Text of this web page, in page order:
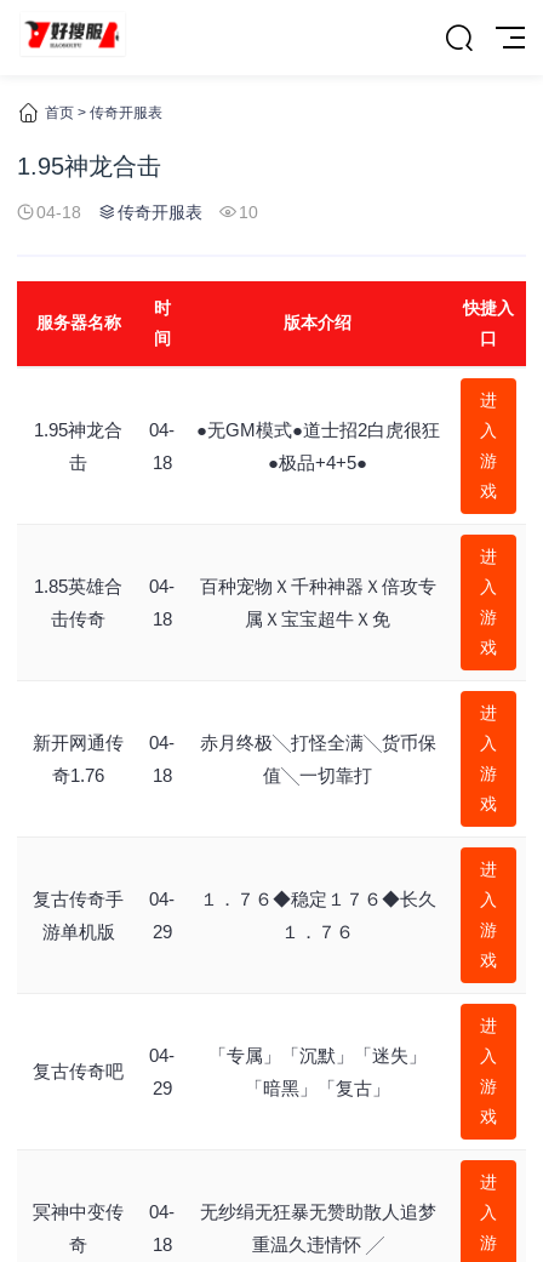
首页 > 传奇开服表
1.95神龙合击
04-18 传奇开服表 10
服务器名称
时
间
版本介绍
快捷入
口
1.95神龙合
击
04-
18
●无GM模式●道士招2白虎很狂
●极品+4+5●
进
入
游
戏
1.85英雄合
击传奇
04-
18
百种宠物Ｘ千种神器Ｘ倍攻专
属Ｘ宝宝超牛Ｘ免
进
入
游
戏
新开网通传
奇1.76
04-
18
赤月终极╲打怪全满╲货币保
值╲一切靠打
进
入
游
戏
复古传奇手
游单机版
04-
29
１．７６◆稳定１７６◆长久
１．７６
进
入
游
戏
复古传奇吧
04-
29
「专属」「沉默」「迷失」
「暗黑」「复古」
进
入
游
戏
冥神中变传
奇
04-
18
无纱绢无狂暴无赞助散人追梦
重温久违情怀 ╱
进
入
游